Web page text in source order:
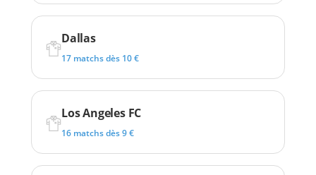
Dallas
17 matchs dès 10 €
Los Angeles FC
16 matchs dès 9 €